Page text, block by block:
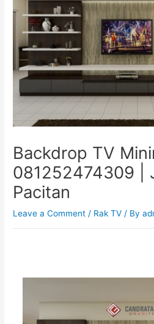
Backdrop TV
081252474309 |
Pacitan
Leave a Comment / Rak TV / By